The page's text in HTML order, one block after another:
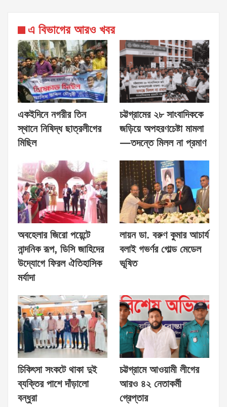
এ বিভাগের আরও খবর
একইদিনে নগরীর তিন
স্থানে নিষিদ্ধ ছাত্রলীগের
মিছিল
চট্টগ্রামের ২৮ সাংবাদিককে
জড়িয়ে অপহরণচেষ্টা মামলা
—তদন্তে মিলল না প্রমাণ
অবহেলার জিরো পয়েন্টে
নান্দনিক রূপ, ডিসি জাহিদের
উদ্যোগে ফিরল ঐতিহাসিক
মর্যাদা
লায়ন ডা. বরুণ কুমার আচার্য
বলাই গভর্ণর গোল্ড মেডেল
ভূষিত
চিকিৎসা সংকটে থাকা দুই
ব্যক্তির পাশে দাঁড়ালো
বন্ধুরা
চট্টগ্রামে আওয়ামী লীগের
আরও ৪২ নেতাকর্মী
গ্রেপ্তার